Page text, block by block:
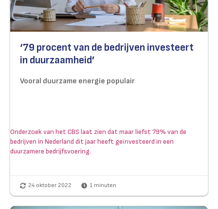
‘79 procent van de bedrijven investeert
in duurzaamheid’
Vooral duurzame energie populair
Onderzoek van het CBS laat zien dat maar liefst 79% van de
bedrijven in Nederland dit jaar heeft geïnvesteerd in een
duurzamere bedrijfsvoering.
24 oktober 2022 1 minuten